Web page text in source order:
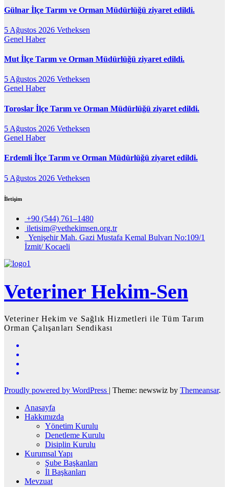
Gülnar İlçe Tarım ve Orman Müdürlüğü ziyaret edildi.
5 Ağustos 2026 Vetheksen
Genel Haber
Mut İlçe Tarım ve Orman Müdürlüğü ziyaret edildi.
5 Ağustos 2026 Vetheksen
Genel Haber
Toroslar İlçe Tarım ve Orman Müdürlüğü ziyaret edildi.
5 Ağustos 2026 Vetheksen
Genel Haber
Erdemli İlçe Tarım ve Orman Müdürlüğü ziyaret edildi.
5 Ağustos 2026 Vetheksen
İletişim
+90 (544) 761–1480
iletisim@vethekimsen.org.tr
Yenişehir Mah. Gazi Mustafa Kemal Bulvarı No:109/1
İzmit/ Kocaeli
Veteriner Hekim-Sen
Veteriner Hekim ve Sağlık Hizmetleri ile Tüm Tarım
Orman Çalışanları Sendikası
Proudly powered by WordPress | Theme: newswiz by Themeansar.
Anasayfa
Hakkımızda
Yönetim Kurulu
Denetleme Kurulu
Disiplin Kurulu
Kurumsal Yapı
Şube Başkanları
İl Başkanları
Mevzuat